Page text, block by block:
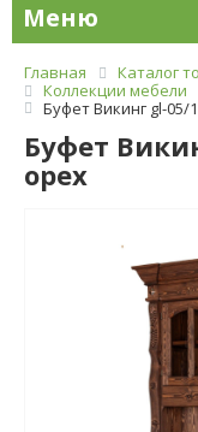
Меню
Главная Каталог
Коллекции мебели
Буфет Викинг gl-
Буфет
орех